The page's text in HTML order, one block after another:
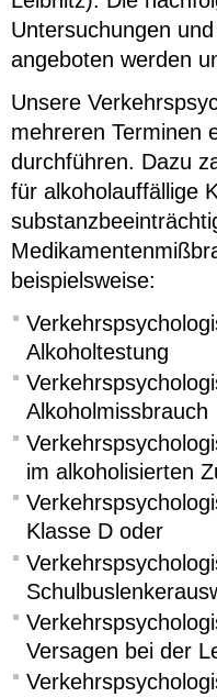
Untersuchungen
angeboten werden
Unsere
mehreren Terminen
durchführen. Dazu
für alkoholauffällige
beispielsweise:
Alkoholtestung
Alkoholmissbrauch
im alkoholisierten
Klasse D oder
Versagen bei der